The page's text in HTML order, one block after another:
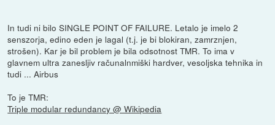
In tudi ni bilo SINGLE POINT OF FAILURE. Letalo je imelo 2
senszorja, edino eden je lagal (t.j. je bi blokiran, zamrznjen,
strošen). Kar je bil problem je bila odsotnost TMR. To ima v
glavnem ultra zanesljiv računalnmiški hardver, vesoljska tehnika in
tudi ... Airbus
To je TMR:
Triple modular redundancy @ Wikipedia